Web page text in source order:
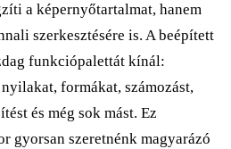
a képernyőtartalmat, hanem
szerkesztésére is. A beépített
funkciópalettát kínál:
formákat, számozást,
és még sok mást. Ez
gyorsan szeretnénk magyarázó